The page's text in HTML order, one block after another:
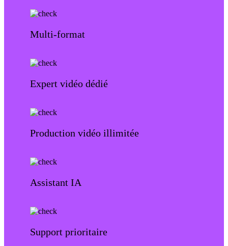
Multi-format
Expert vidéo dédié
Production vidéo illimitée
Assistant IA
Support prioritaire